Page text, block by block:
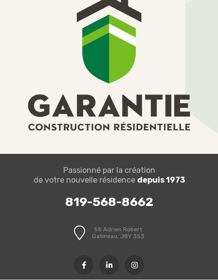
Passionné par la création
de votre nouvelle résidence depuis 1973
819-568-8662
55 Adrien Robert
Gatineau, J8Y 3S3